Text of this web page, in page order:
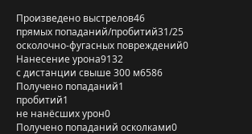
Произведено выстрелов46
прямых попаданий/пробитий31/25
осколочно-фугасных повреждений0
Нанесение урона9132
с дистанции свыше 300 м6586
Получено попаданий1
пробитий1
не нанёсших урон0
Получено попаданий осколками0